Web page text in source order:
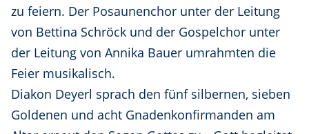
zu feiern. Der Posaunenchor unter der Leitung
von Bettina Schröck und der Gospelchor unter
der Leitung von Annika Bauer umrahmten die
Feier musikalisch.
Diakon Deyerl sprach den fünf silbernen, sieben
Goldenen und acht Gnadenkonfirmanden am